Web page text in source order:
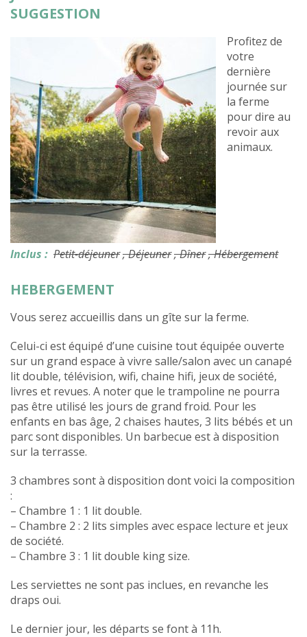
SUGGESTION
Profitez de
votre
dernière
journée sur
la ferme
pour dire au
revoir aux
animaux.
Inclus : Petit-déjeuner, Déjeuner, Dîner, Hébergement
HEBERGEMENT
Vous serez accueillis dans un gîte sur la ferme.
Celui-ci est équipé d’une cuisine tout équipée ouverte
sur un grand espace à vivre salle/salon avec un canapé
lit double, télévision, wifi, chaine hifi, jeux de société,
livres et revues. A noter que le trampoline ne pourra
pas être utilisé les jours de grand froid. Pour les
enfants en bas âge, 2 chaises hautes, 3 lits bébés et un
parc sont disponibles. Un barbecue est à disposition
sur la terrasse.
3 chambres sont à disposition dont voici la composition
:
– Chambre 1 : 1 lit double.
– Chambre 2 : 2 lits simples avec espace lecture et jeux
de société.
– Chambre 3 : 1 lit double king size.
Les serviettes ne sont pas inclues, en revanche les
draps oui.
Le dernier jour, les départs se font à 11h.